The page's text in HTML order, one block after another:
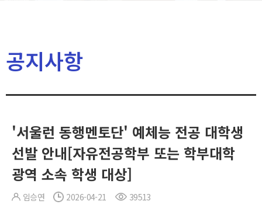
공지사항
'서울런 동행멘토단' 예체능 전공 대학생
선발 안내[자유전공학부 또는 학부대학
광역 소속 학생 대상]
임승연 2026-04-21 39513